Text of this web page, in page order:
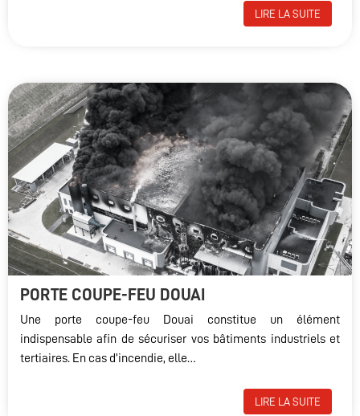
LIRE LA SUITE
PORTE COUPE-FEU DOUAI
Une porte coupe-feu Douai constitue un élément
indispensable afin de sécuriser vos bâtiments industriels et
tertiaires. En cas d’incendie, elle…
LIRE LA SUITE